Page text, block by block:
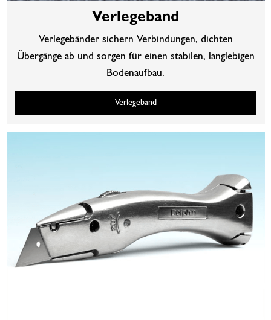
Verlegeband
Verlegebänder sichern Verbindungen, dichten
Übergänge ab und sorgen für einen stabilen, langlebigen
Bodenaufbau.
Verlegeband